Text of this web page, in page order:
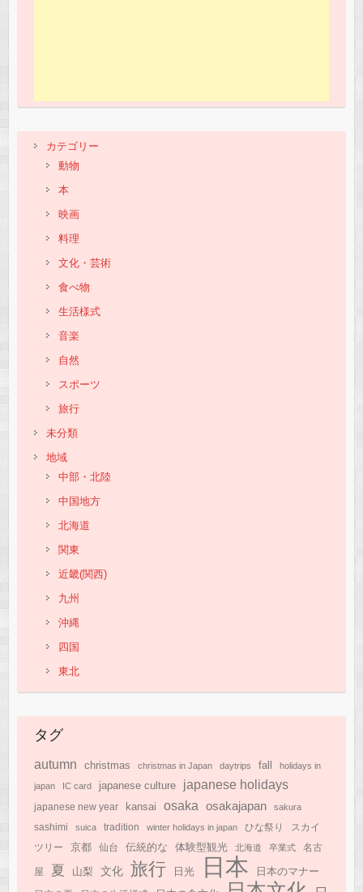
カテゴリー
動物
本
映画
料理
文化・芸術
食べ物
生活様式
音楽
自然
スポーツ
旅行
未分類
地域
中部・北陸
中国地方
北海道
関東
近畿(関西)
九州
沖縄
四国
東北
タグ
autumn christmas christmas in Japan daytrips fall holidays in
japan IC card japanese culture japanese holidays
japanese new year kansai osaka osakajapan sakura
sashimi suica tradition winter holidays in japan ひな祭り スカイ
ツリー 京都 仙台 伝統的な 体験型観光 北海道 卒業式 名古
屋 夏 山梨 文化 旅行 日光 日本 日本のマナー